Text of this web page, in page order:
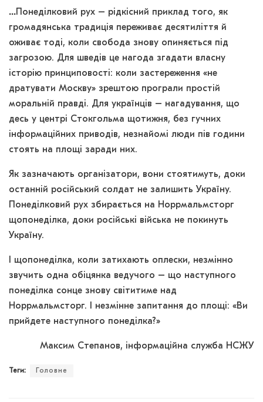
…Понеділковий рух – рідкісний приклад того, як
громадянська традиція переживає десятиліття й
оживає тоді, коли свобода знову опиняється під
загрозою. Для шведів це нагода згадати власну
історію принциповості: коли застереження «не
дратувати Москву» зрештою програли простій
моральній правді. Для українців – нагадування, що
десь у центрі Стокгольма щотижня, без гучних
інформаційних приводів, незнайомі люди пів години
стоять на площі заради них.
Як зазначають організатори, вони стоятимуть, доки
останній російський солдат не залишить Україну.
Понеділковий рух збирається на Норрмальмсторг
щопонеділка, доки російські війська не покинуть
Україну.
І щопонеділка, коли затихають оплески, незмінно
звучить одна обіцянка ведучого – що наступного
понеділка сонце знову світитиме над
Норрмальмсторг. І незмінне запитання до площі: «Ви
прийдете наступного понеділка?»
Максим Степанов, інформаційна служба НСЖУ
Теги: Головне